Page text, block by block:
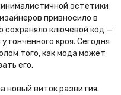
эстетики
привносило в
сохраняло ключевой код —
кроя. Сегодня
того, как мода может
его.
новый виток развития.